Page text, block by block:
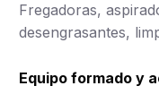
Fregadoras,
desengrasantes,
Equipo formado y